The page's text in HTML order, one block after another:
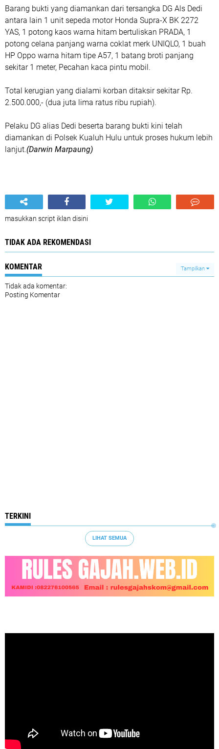
Barang bukti yang diamankan dari tersangka DG Als Dedi
antara lain 1 unit sepeda motor Honda Supra-X BK 2272
YAS, 1 potong kaos warna hitam bertuliskan PRADA, 1
potong celana panjang warna coklat merk UNIQLO, 1 buah
HP Oppo warna hitam tipe A57, 1 batang broti panjang
sekitar 1 meter, Pecahan kaca pintu mobil.
Total kerugian yang dialami korban ditaksir sekitar Rp.
2.500.000,- (dua juta lima ratus ribu rupiah).
Pelaku DG alias Dedi beserta barang bukti kini telah
diamankan di Polsek Kualuh Hulu untuk proses hukum lebih
lanjut.(Darwin Marpaung)
masukkan script iklan disini
TIDAK ADA REKOMENDASI
KOMENTAR Tampilkan
Tidak ada komentar:
Posting Komentar
TERKINI
LIHAT SEMUA